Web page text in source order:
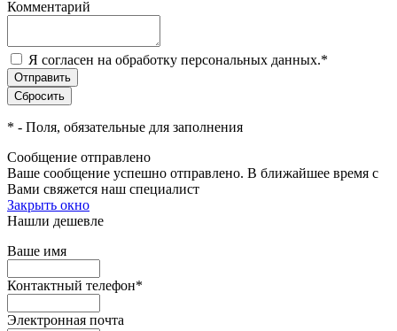
Комментарий
Я согласен на обработку персональных данных.*
* - Поля, обязательные для заполнения
Сообщение отправлено
Ваше сообщение успешно отправлено. В ближайшее время с
Вами свяжется наш специалист
Закрыть окно
Нашли дешевле
Ваше имя
Контактный телефон*
Электронная почта